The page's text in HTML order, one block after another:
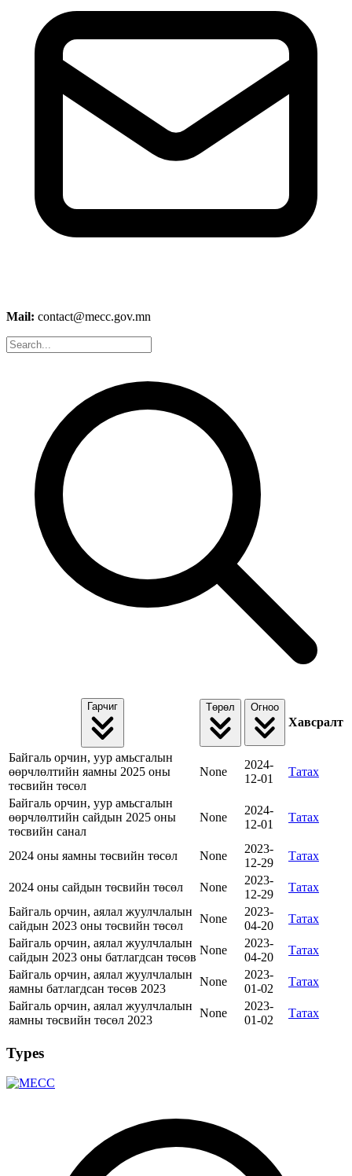
Mail: contact@mecc.gov.mn
Гарчиг Төрөл Огноо
Хавсралт
Байгаль орчин, уур амьсгалын
өөрчлөлтийн яамны 2025 оны
төсвийн төсөл
None
2024-
12-01
Татах
Байгаль орчин, уур амьсгалын
өөрчлөлтийн сайдын 2025 оны
төсвийн санал
None
2024-
12-01
Татах
2024 оны яамны төсвийн төсөл None
2023-
12-29
Татах
2024 оны сайдын төсвийн төсөл None
2023-
12-29
Татах
Байгаль орчин, аялал жуулчлалын
сайдын 2023 оны төсвийн төсөл
None
2023-
04-20
Татах
Байгаль орчин, аялал жуулчлалын
сайдын 2023 оны батлагдсан төсөв
None
2023-
04-20
Татах
Байгаль орчин, аялал жуулчлалын
яамны батлагдсан төсөв 2023
None
2023-
01-02
Татах
Байгаль орчин, аялал жуулчлалын
яамны төсвийн төсөл 2023
None
2023-
01-02
Татах
Types